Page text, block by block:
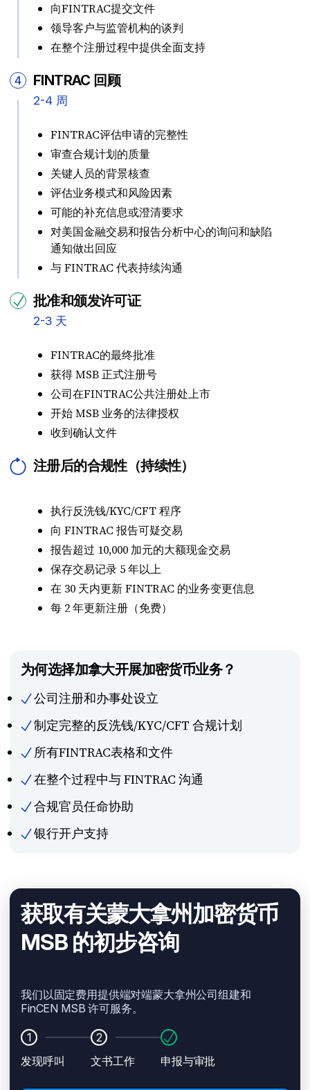
向FINTRAC提交文件
领导客户与监管机构的谈判
在整个注册过程中提供全面支持
4 FINTRAC 回顾
2-4 周
FINTRAC评估申请的完整性
审查合规计划的质量
关键人员的背景核查
评估业务模式和风险因素
可能的补充信息或澄清要求
对美国金融交易和报告分析中心的询问和缺陷
通知做出回应
与 FINTRAC 代表持续沟通
批准和颁发许可证
2-3 天
FINTRAC的最终批准
获得 MSB 正式注册号
公司在FINTRAC公共注册处上市
开始 MSB 业务的法律授权
收到确认文件
注册后的合规性（持续性）
执行反洗钱/KYC/CFT 程序
向 FINTRAC 报告可疑交易
报告超过 10,000 加元的大额现金交易
保存交易记录 5 年以上
在 30 天内更新 FINTRAC 的业务变更信息
每 2 年更新注册（免费）
为何选择加拿大开展加密货币业务？
公司注册和办事处设立
制定完整的反洗钱/KYC/CFT 合规计划
所有FINTRAC表格和文件
在整个过程中与 FINTRAC 沟通
合规官员任命协助
银行开户支持
获取有关蒙大拿州加密货币
MSB 的初步咨询
我们以固定费用提供端对端蒙大拿州公司组建和
FinCEN MSB 许可服务。
1
发现呼叫
2
文书工作
申报与审批